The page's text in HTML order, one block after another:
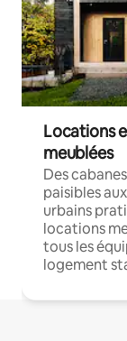
Locations
meublées
Des
paisibles
urbains
locations
tous les
logement